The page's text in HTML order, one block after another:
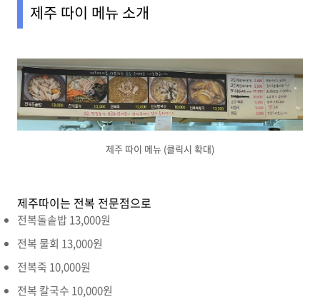
제주 따이 메뉴 소개
제주 따이 메뉴 (클릭시 확대)
제주따이는 전복 전문점으로
전복돌솥밥 13,000원
전복 물회 13,000원
전복죽 10,000원
전복 칼국수 10,000원